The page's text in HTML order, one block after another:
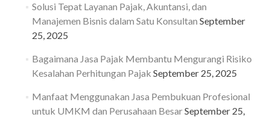
Solusi Tepat Layanan Pajak, Akuntansi, dan
Manajemen Bisnis dalam Satu Konsultan September
25, 2025
Bagaimana Jasa Pajak Membantu Mengurangi Risiko
Kesalahan Perhitungan Pajak September 25, 2025
Manfaat Menggunakan Jasa Pembukuan Profesional
untuk UMKM dan Perusahaan BesarSeptember 25,